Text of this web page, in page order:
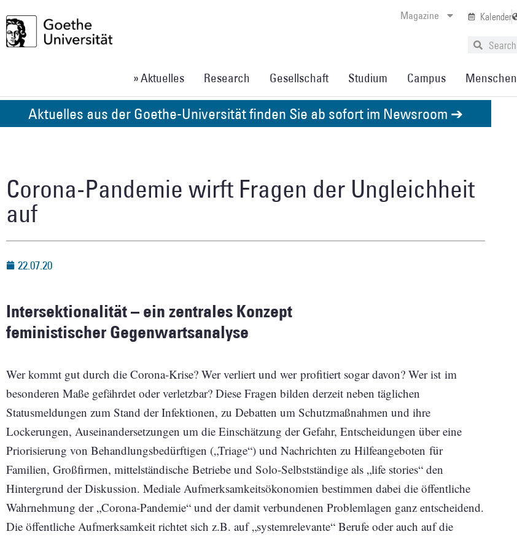
Magazine Kalender
» Aktuelles Research Gesellschaft Studium Campus Menschen
Aktuelles aus der Goethe-Universität finden Sie ab sofort im Newsroom ➔
Corona-Pandemie wirft Fragen der Ungleichheit
auf
22.07.20
Intersektionalität – ein zentrales Konzept
feministischer Gegenwartsanalyse
Wer kommt gut durch die Corona-Krise? Wer verliert und wer profitiert sogar davon? Wer ist im
besonderen Maße gefährdet oder verletzbar? Diese Fragen bilden derzeit neben täglichen
Statusmeldungen zum Stand der Infektionen, zu Debatten um Schutzmaßnahmen und ihre
Lockerungen, Auseinandersetzungen um die Einschätzung der Gefahr, Entscheidungen über eine
Priorisierung von Behandlungsbedürftigen („Triage“) und Nachrichten zu Hilfeangeboten für
Familien, Großfirmen, mittelständische Betriebe und Solo-Selbstständige als „life stories“ den
Hintergrund der Diskussion. Mediale Aufmerksamkeitsökonomien bestimmen dabei die öffentliche
Wahrnehmung der „Corona-Pandemie“ und der damit verbundenen Problemlagen ganz entscheidend.
Die öffentliche Aufmerksamkeit richtet sich z.B. auf „systemrelevante“ Berufe oder auch auf die